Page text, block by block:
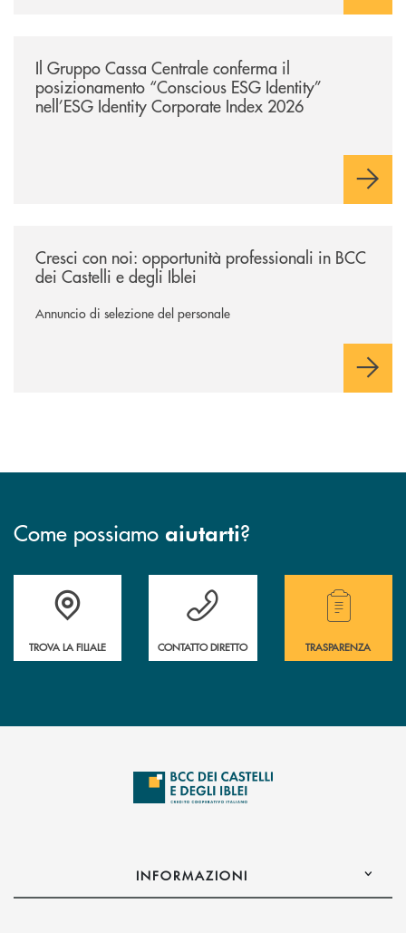
Il Gruppo Cassa Centrale conferma il
posizionamento “Conscious ESG Identity”
nell’ESG Identity Corporate Index 2026
Cresci con noi: opportunità professionali in BCC
dei Castelli e degli Iblei
Annuncio di selezione del personale
Come possiamo aiutarti?
Accedi all' elenco completo delle filiali .
TROVA LA FILIALE
Hai bisogno di assistenza immediata?
CONTATTO DIRETTO
Hai bisogno di
TRASPARENZA
INFORMAZIONI